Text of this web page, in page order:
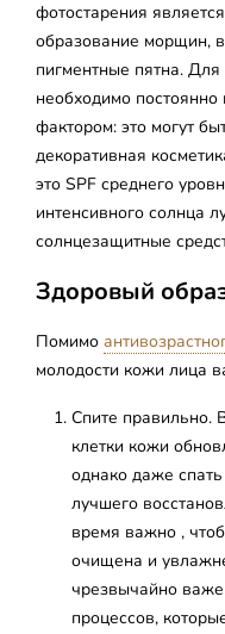
фотостарения
образование морщин,
пигментные пятна.
необходимо постоянно
фактором: это могут
декоративная
это SPF среднего
интенсивного солнца
солнцезащитные
Здоровый
Помимо
молодости кожи лица
Спите правильно.
клетки кожи
однако даже
лучшего
время важно ,
очищена и
чрезвычайно
процессов,